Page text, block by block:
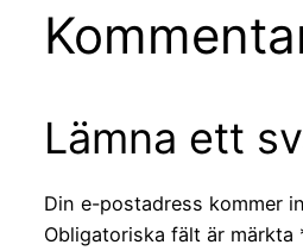
Lämna ett
Din e-postadress kommer
Obligatoriska fält är märkta